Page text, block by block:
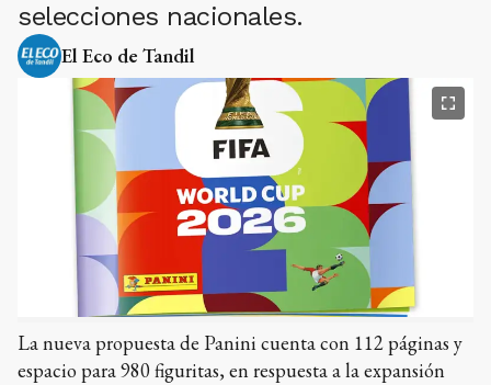
selecciones nacionales.
El Eco de Tandil
La nueva propuesta de Panini cuenta con 112 páginas y
espacio para 980 figuritas, en respuesta a la expansión